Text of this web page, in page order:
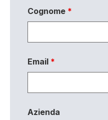
Cognome *
Email *
Azienda